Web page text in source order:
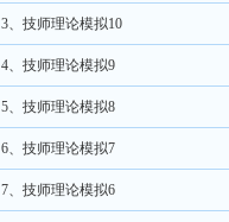
3、技师理论模拟10
4、技师理论模拟9
5、技师理论模拟8
6、技师理论模拟7
7、技师理论模拟6